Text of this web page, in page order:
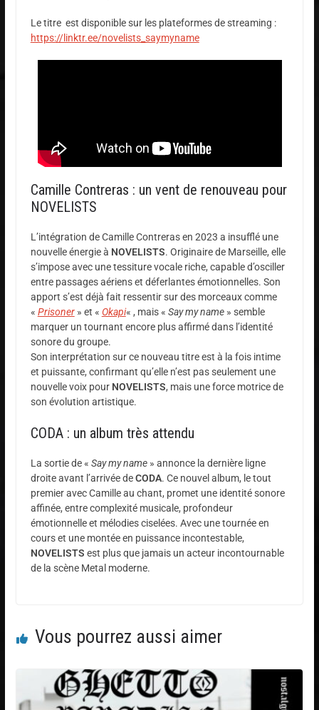
Le titre est disponible sur les plateformes de streaming :
https://linktr.ee/novelists_saymyname
Camille Contreras : un vent de renouveau pour
NOVELISTS
L’intégration de Camille Contreras en 2023 a insufflé une
nouvelle énergie à NOVELISTS. Originaire de Marseille, elle
s’impose avec une tessiture vocale riche, capable d’osciller
entre passages aériens et déferlantes émotionnelles. Son
apport s’est déjà fait ressentir sur des morceaux comme
« Prisoner» et « Okapi« , mais « Say my name» semble
marquer un tournant encore plus affirmé dans l’identité
sonore du groupe.
Son interprétation sur ce nouveau titre est à la fois intime
et puissante, confirmant qu’elle n’est pas seulement une
nouvelle voix pour NOVELISTS, mais une force motrice de
son évolution artistique.
CODA : un album très attendu
La sortie de « Say my name» annonce la dernière ligne
droite avant l’arrivée deCODA. Ce nouvel album, le tout
premier avec Camille au chant, promet une identité sonore
affinée, entre complexité musicale, profondeur
émotionnelle et mélodies ciselées. Avec une tournée en
cours et une montée en puissance incontestable,
NOVELISTS est plus que jamais un acteur incontournable
de la scène Metal moderne.
Vous pourrez aussi aimer